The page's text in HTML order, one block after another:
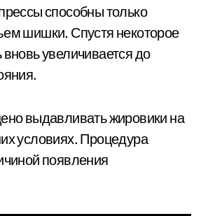
способны только
шишки. Спустя некоторое
увеличивается до
выдавливать жировики на
условиях. Процедура
появления